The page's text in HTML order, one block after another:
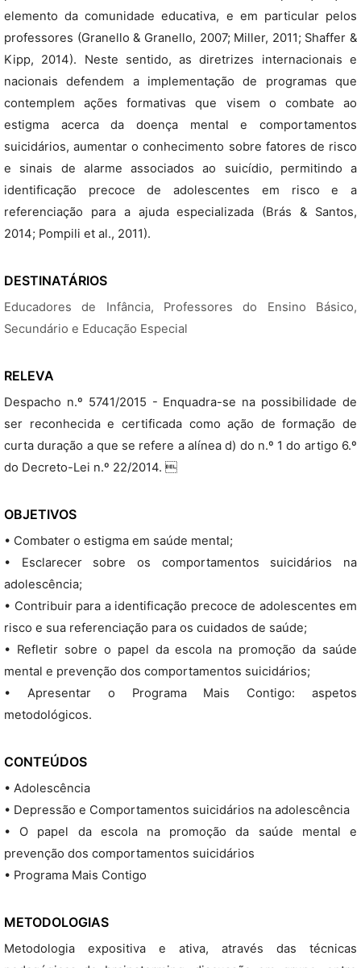
elemento da comunidade educativa, e em particular pelos
professores (Granello & Granello, 2007; Miller, 2011; Shaffer &
Kipp, 2014). Neste sentido, as diretrizes internacionais e
nacionais defendem a implementação de programas que
contemplem ações formativas que visem o combate ao
estigma acerca da doença mental e comportamentos
suicidários, aumentar o conhecimento sobre fatores de risco
e sinais de alarme associados ao suicídio, permitindo a
identificação precoce de adolescentes em risco e a
referenciação para a ajuda especializada (Brás & Santos,
2014; Pompili et al., 2011).
DESTINATÁRIOS
Educadores de Infância, Professores do Ensino Básico,
Secundário e Educação Especial
RELEVA
Despacho n.º 5741/2015 - Enquadra-se na possibilidade de
ser reconhecida e certificada como ação de formação de
curta duração a que se refere a alínea d) do n.º 1 do artigo 6.º
do Decreto-Lei n.º 22/2014. 
OBJETIVOS
• Combater o estigma em saúde mental;
• Esclarecer sobre os comportamentos suicidários na
adolescência;
• Contribuir para a identificação precoce de adolescentes em
risco e sua referenciação para os cuidados de saúde;
• Refletir sobre o papel da escola na promoção da saúde
mental e prevenção dos comportamentos suicidários;
• Apresentar o Programa Mais Contigo: aspetos
metodológicos.
CONTEÚDOS
• Adolescência
• Depressão e Comportamentos suicidários na adolescência
• O papel da escola na promoção da saúde mental e
prevenção dos comportamentos suicidários
• Programa Mais Contigo
METODOLOGIAS
Metodologia expositiva e ativa, através das técnicas